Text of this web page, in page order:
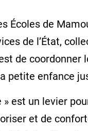
Écoles de
de l’État,
de coordonner
petite enfance
est un levier
et de